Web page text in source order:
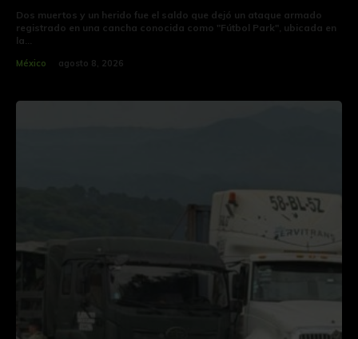
Dos muertos y un herido fue el saldo que dejó un ataque armado
registrado en una cancha conocida como "Fútbol Park", ubicada en
la...
México agosto 8, 2026